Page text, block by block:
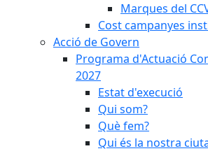
Marques del
Cost campanyes
Acció de Govern
Programa d'Actuació
2027
Estat d'execució
Qui som?
Què fem?
Qui és la nostra